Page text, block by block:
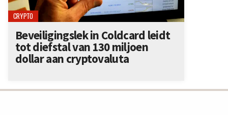
CRYPTO
Beveiligingslek in Coldcard leidt
tot diefstal van 130 miljoen
dollar aan cryptovaluta